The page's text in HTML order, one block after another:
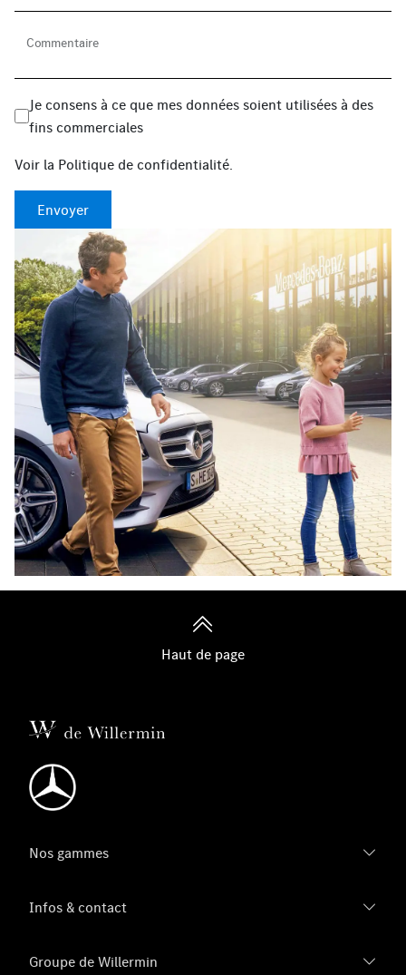
Commentaire
Je consens à ce que mes données soient utilisées à des
fins commerciales
Voir la Politique de confidentialité.
Envoyer
Haut de page
Nos gammes
Infos & contact
Groupe de Willermin